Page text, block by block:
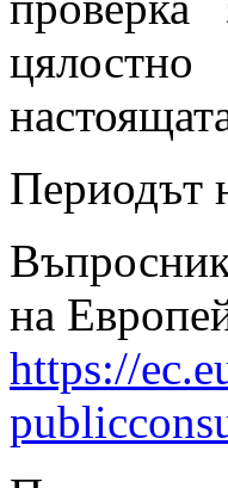
Периодът
на
https://